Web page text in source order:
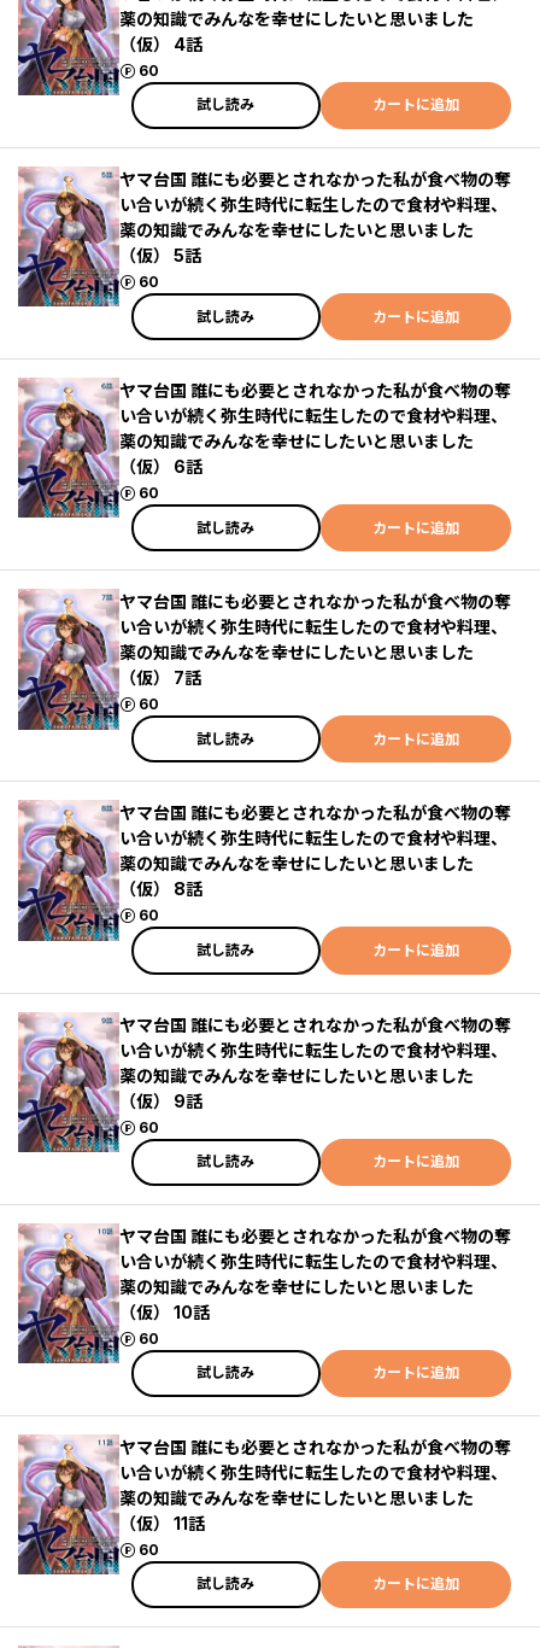
薬の知識でみんなを幸せにしたいと思いました
（仮） 4話
60
ポイント
試し読み
カートに追加
ヤマ台国 誰にも必要とされなかった私が食べ物の奪
い合いが続く弥生時代に転生したので食材や料理、
薬の知識でみんなを幸せにしたいと思いました
（仮） 5話
60
ポイント
試し読み
カートに追加
ヤマ台国 誰にも必要とされなかった私が食べ物の奪
い合いが続く弥生時代に転生したので食材や料理、
薬の知識でみんなを幸せにしたいと思いました
（仮） 6話
60
ポイント
試し読み
カートに追加
ヤマ台国 誰にも必要とされなかった私が食べ物の奪
い合いが続く弥生時代に転生したので食材や料理、
薬の知識でみんなを幸せにしたいと思いました
（仮） 7話
60
ポイント
試し読み
カートに追加
ヤマ台国 誰にも必要とされなかった私が食べ物の奪
い合いが続く弥生時代に転生したので食材や料理、
薬の知識でみんなを幸せにしたいと思いました
（仮） 8話
60
ポイント
試し読み
カートに追加
ヤマ台国 誰にも必要とされなかった私が食べ物の奪
い合いが続く弥生時代に転生したので食材や料理、
薬の知識でみんなを幸せにしたいと思いました
（仮） 9話
60
ポイント
試し読み
カートに追加
ヤマ台国 誰にも必要とされなかった私が食べ物の奪
い合いが続く弥生時代に転生したので食材や料理、
薬の知識でみんなを幸せにしたいと思いました
（仮） 10話
60
ポイント
試し読み
カートに追加
ヤマ台国 誰にも必要とされなかった私が食べ物の奪
い合いが続く弥生時代に転生したので食材や料理、
薬の知識でみんなを幸せにしたいと思いました
（仮） 11話
60
ポイント
試し読み
カートに追加